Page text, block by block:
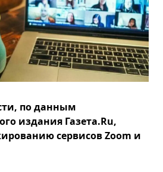
по данным
издания Газета.Ru,
сервисов Zoom и